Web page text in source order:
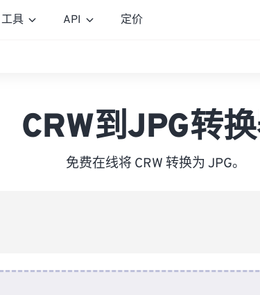
工具 API 定价
CRW到JPG转
免费在线将 CRW 转换为 JPG。